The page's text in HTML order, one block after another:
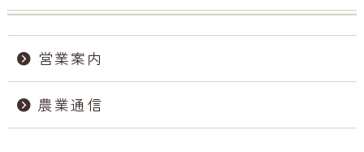
営業案内
農業通信